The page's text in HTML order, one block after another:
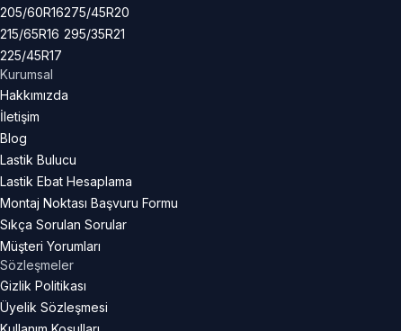
205/60R16
215/65R16
225/45R17
275/45R20
295/35R21
Kurumsal
Hakkımızda
İletişim
Blog
Lastik Bulucu
Lastik Ebat Hesaplama
Montaj Noktası Başvuru Formu
Sıkça Sorulan Sorular
Müşteri Yorumları
Sözleşmeler
Gizlik Politikası
Üyelik Sözleşmesi